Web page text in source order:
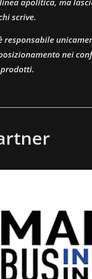
apolitica, ma
scrive.
nei
prodotti.